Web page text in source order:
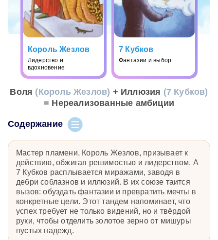
Король Жезлов
Лидерство и
вдохновение
7 Кубков
Фантазии и выбор
Воля (Король Жезлов) + Иллюзия (7 Кубков)
= Нереализованные амбиции
Содержание
Мастер пламени, Король Жезлов, призывает к
действию, обжигая решимостью и лидерством. А
7 Кубков расплывается миражами, заводя в
дебри соблазнов и иллюзий. В их союзе таится
вызов: обуздать фантазии и превратить мечты в
конкретные цели. Этот тандем напоминает, что
успех требует не только видений, но и твёрдой
руки, чтобы отделить золотое зерно от мишуры
пустых надежд.